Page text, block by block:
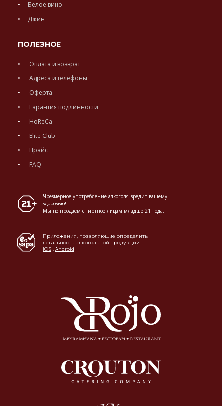
Белое вино
Джин
ПОЛЕЗНОЕ
Оплата и возврат
Адреса и телефоны
Оферта
Гарантия подлинности
HoReCa
Elite Club
Прайс
FAQ
Чрезмерное употребление алкоголя вредит вашему
здоровью!
Мы не продаем спиртное лицам младше 21 года.
Приложения, позволяющие определить
легальность алкогольной продукции
IOS . Android